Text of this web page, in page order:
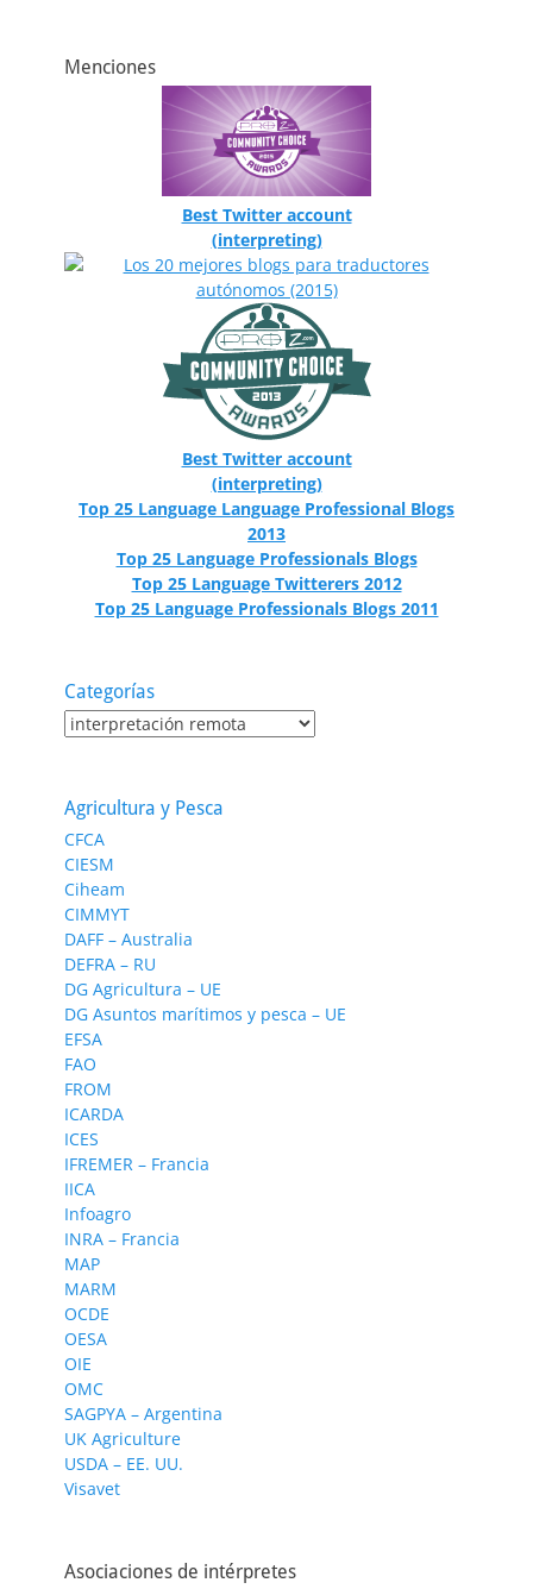
Menciones
Best Twitter account
(interpreting)
Best Twitter account
(interpreting)
Top 25 Language Language Professional Blogs
2013
Top 25 Language Professionals Blogs
Top 25 Language Twitterers 2012
Top 25 Language Professionals Blogs 2011
Categorías
Categorías
Agricultura y Pesca
CFCA
CIESM
Ciheam
CIMMYT
DAFF – Australia
DEFRA – RU
DG Agricultura – UE
DG Asuntos marítimos y pesca – UE
EFSA
FAO
FROM
ICARDA
ICES
IFREMER – Francia
IICA
Infoagro
INRA – Francia
MAP
MARM
OCDE
OESA
OIE
OMC
SAGPYA – Argentina
UK Agriculture
USDA – EE. UU.
Visavet
Asociaciones de intérpretes